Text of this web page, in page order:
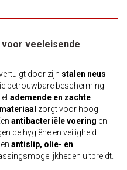
veeleisende
door zijn stalen neus
betrouwbare bescherming
ademende en zachte
zorgt voor hoog
antibacteriële voering en
de hygiëne en veiligheid
antislip, olie- en
uitbreidt.